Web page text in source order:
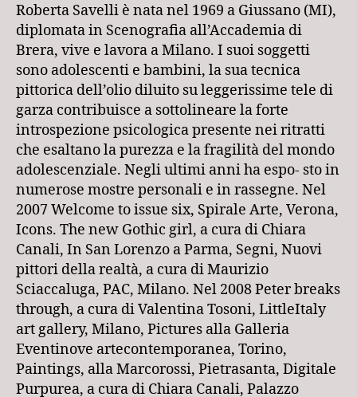
Roberta Savelli è nata nel 1969 a Giussano (MI),
diplomata in Scenografia all’Accademia di
Brera, vive e lavora a Milano. I suoi soggetti
sono adolescenti e bambini, la sua tecnica
pittorica dell’olio diluito su leggerissime tele di
garza contribuisce a sottolineare la forte
introspezione psicologica presente nei ritratti
che esaltano la purezza e la fragilità del mondo
adolescenziale. Negli ultimi anni ha espo- sto in
numerose mostre personali e in rassegne. Nel
2007 Welcome to issue six, Spirale Arte, Verona,
Icons. The new Gothic girl, a cura di Chiara
Canali, In San Lorenzo a Parma, Segni, Nuovi
pittori della realtà, a cura di Maurizio
Sciaccaluga, PAC, Milano. Nel 2008 Peter breaks
through, a cura di Valentina Tosoni, LittleItaly
art gallery, Milano, Pictures alla Galleria
Eventinove artecontemporanea, Torino,
Paintings, alla Marcorossi, Pietrasanta, Digitale
Purpurea, a cura di Chiara Canali, Palazzo